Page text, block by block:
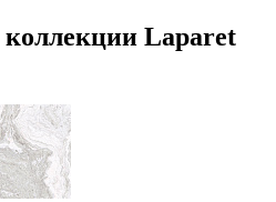
Laparet